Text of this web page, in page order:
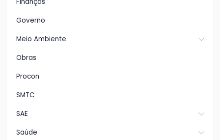
Governo
Meio Ambiente
Obras
Procon
SMTC
SAE
Saúde